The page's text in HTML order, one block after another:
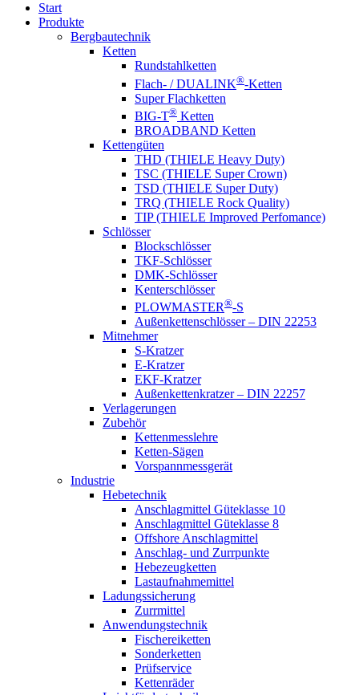
Start
Produkte
Bergbautechnik
Ketten
Rundstahlketten
Flach- / DUALINK®-Ketten
Super Flachketten
BIG-T® Ketten
BROADBAND Ketten
Kettengüten
THD (THIELE Heavy Duty)
TSC (THIELE Super Crown)
TSD (THIELE Super Duty)
TRQ (THIELE Rock Quality)
TIP (THIELE Improved Perfomance)
Schlösser
Blockschlösser
TKF-Schlösser
DMK-Schlösser
Kenterschlösser
PLOWMASTER®-S
Außenkettenschlösser – DIN 22253
Mitnehmer
S-Kratzer
E-Kratzer
EKF-Kratzer
Außenkettenkratzer – DIN 22257
Verlagerungen
Zubehör
Kettenmesslehre
Ketten-Sägen
Vorspannmessgerät
Industrie
Hebetechnik
Anschlagmittel Güteklasse 10
Anschlagmittel Güteklasse 8
Offshore Anschlagmittel
Anschlag- und Zurrpunkte
Hebezeugketten
Lastaufnahmemittel
Ladungssicherung
Zurrmittel
Anwendungstechnik
Fischereiketten
Sonderketten
Prüfservice
Kettenräder